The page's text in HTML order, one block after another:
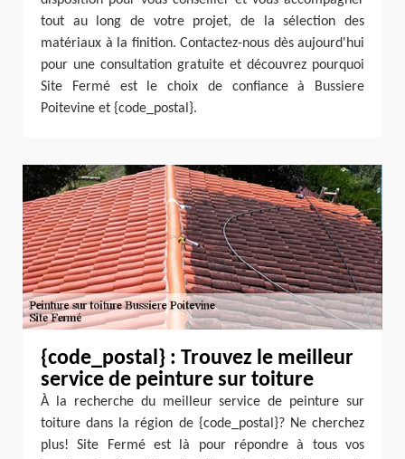
tout au long de votre projet, de la sélection des
matériaux à la finition. Contactez-nous dès aujourd'hui
pour une consultation gratuite et découvrez pourquoi
Site Fermé est le choix de confiance à Bussiere
Poitevine et {code_postal}.
{code_postal} : Trouvez le meilleur
service de peinture sur toiture
À la recherche du meilleur service de peinture sur
toiture dans la région de {code_postal}? Ne cherchez
plus! Site Fermé est là pour répondre à tous vos